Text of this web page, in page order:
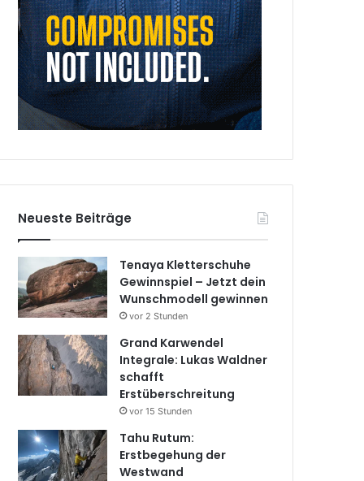
Neueste Beiträge
Tenaya Kletterschuhe
Gewinnspiel – Jetzt dein
Wunschmodell gewinnen
vor 2 Stunden
Grand Karwendel
Integrale: Lukas Waldner
schafft
Erstüberschreitung
vor 15 Stunden
Tahu Rutum:
Erstbegehung der
Westwand